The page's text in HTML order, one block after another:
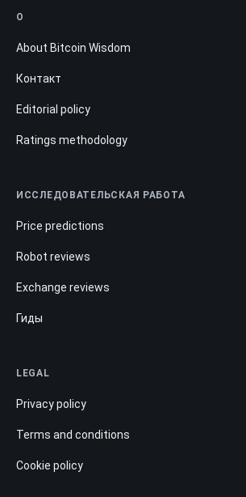
О
About Bitcoin Wisdom
Контакт
Editorial policy
Ratings methodology
ИССЛЕДОВАТЕЛЬСКАЯ РАБОТА
Price predictions
Robot reviews
Exchange reviews
Гиды
LEGAL
Privacy policy
Terms and conditions
Cookie policy